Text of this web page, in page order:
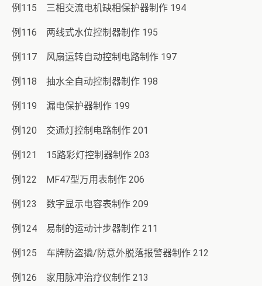
例115 三相交流电机缺相保护器制作 194
例116 两线式水位控制器制作 195
例117 风扇运转自动控制电路制作 197
例118 抽水全自动控制器制作 198
例119 漏电保护器制作 199
例120 交通灯控制电路制作 201
例121 15路彩灯控制器制作 203
例122 MF47型万用表制作 206
例123 数字显示电容表制作 209
例124 易制的运动计步器制作 211
例125 车牌防盗撬/防意外脱落报警器制作 212
例126 家用脉冲治疗仪制作 213